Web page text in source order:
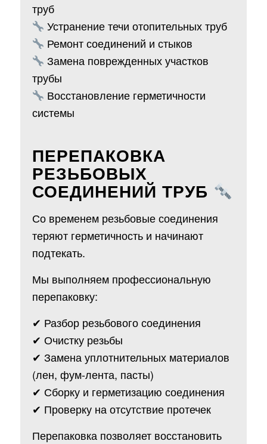
труб
Устранение течи отопительных труб
Ремонт соединений и стыков
Замена поврежденных участков
трубы
Восстановление герметичности
системы
ПЕРЕПАКОВКА
РЕЗЬБОВЫХ
СОЕДИНЕНИЙ ТРУБ
Со временем резьбовые соединения
теряют герметичность и начинают
подтекать.
Мы выполняем профессиональную
перепаковку:
✔ Разбор резьбового соединения
✔ Очистку резьбы
✔ Замена уплотнительных материалов
(лен, фум-лента, пасты)
✔ Сборку и герметизацию соединения
✔ Проверку на отсутствие протечек
Перепаковка позволяет восстановить